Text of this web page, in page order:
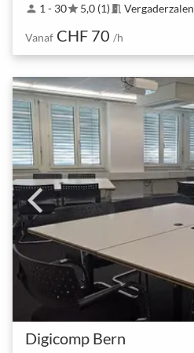
person 1 - 30star5,0 (1) meeting_room Vergaderzalen
Vanaf CHF 70 /h
Digicomp Bern